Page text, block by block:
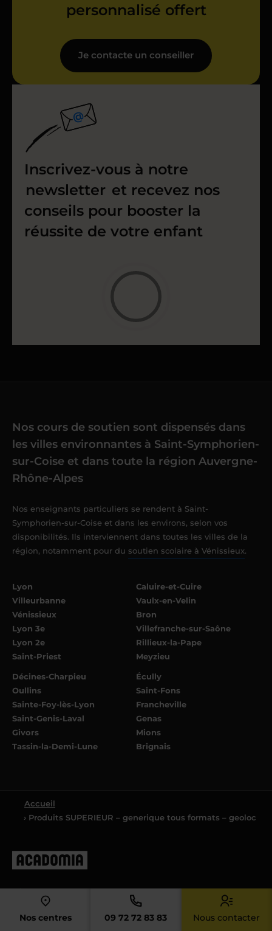
Nos centres 09 72 72 83 83 Nous contacter
personnalisé offert
Je contacte un conseiller
Inscrivez-vous à notre
newsletter et recevez nos
conseils pour booster la
réussite de votre enfant
Nos cours de soutien sont dispensés dans
les villes environnantes à Saint-Symphorien-
sur-Coise et dans toute la région Auvergne-
Rhône-Alpes
Nos enseignants particuliers se rendent à Saint-
Symphorien-sur-Coise et dans les environs, selon vos
disponibilités. Ils interviennent dans toutes les villes de la
région, notamment pour du soutien scolaire à Vénissieux.
Lyon
Villeurbanne
Vénissieux
Lyon 3e
Lyon 2e
Saint-Priest
Caluire-et-Cuire
Vaulx-en-Velin
Bron
Villefranche-sur-Saône
Rillieux-la-Pape
Meyzieu
Décines-Charpieu
Oullins
Sainte-Foy-lès-Lyon
Saint-Genis-Laval
Givors
Tassin-la-Demi-Lune
Écully
Saint-Fons
Francheville
Genas
Mions
Brignais
Accueil
› Produits SUPERIEUR – generique tous formats – geoloc
4.4
4.4/5 sur la base de
8061avis